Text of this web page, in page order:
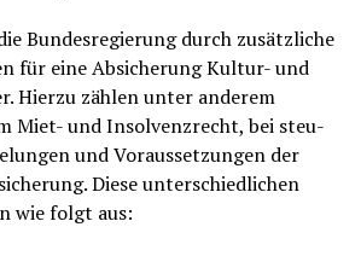
Bun­des­re­gie­rung durch zusätz­li­che
für eine Absi­che­rung Kul­tur- und
Hier­zu zäh­len unter ande­rem
Miet- und Insol­venz­recht, bei steu­
und Vor­aus­set­zun­gen der
Die­se unter­schied­li­chen
wie folgt aus: